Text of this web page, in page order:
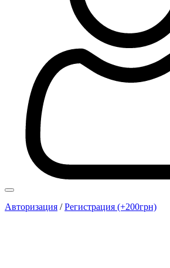
Авторизация /Регистрация (+200грн)